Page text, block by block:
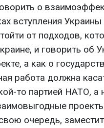
о
вступления
от подходов,
и говорить об
а как о
работа должна
то партией НАТО, а
очередь,